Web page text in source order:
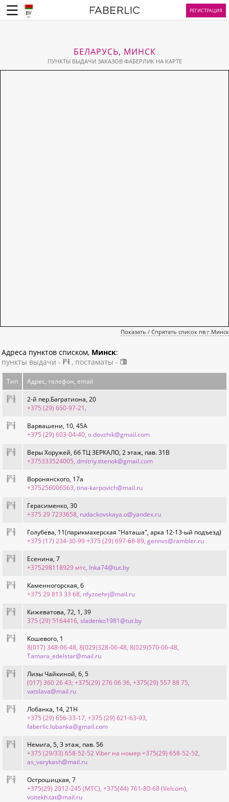
BY РЕГИСТРАЦИЯ
БЕЛАРУСЬ, МИНСК
ПУНКТЫ ВЫДАЧИ ЗАКАЗОВ ФАБЕРЛИК НА КАРТЕ
Показать / Спрятать список пв г.Минск
Адреса пунктов списком, Минск:
пункты выдачи -
, постаматы -
Тип Адрес, телефон, email
2-й пер.Багратиона, 20
+375 (29) 650-97-21,
Варвашени, 10, 45А
+375 (29) 603-04-40, o.dovzhik@gmail.com
Веры Хоружей, 6б ТЦ ЗЕРКАЛО, 2 этаж, пав. 31В
+375333524005, dmitriy.titenok@gmail.com
Воронянского, 17а
+375256006563, tina-karpovich@mail.ru
Герасименко, 30
+375 29 7233658, rudackovskaya.o@yandex.ru
Голубева, 11(парикмахерская "Наташа", арка 12-13-ый подъезд)
+375 (17) 234-30-99 +375 (29) 697-68-89, gennvs@rambler.ru
Есенина, 7
+375298118929 мтс, Inka74@tut.by
Каменногорская, 6
+375 29 813 33 68, nfyzoehrj@mail.ru
Кижеватова, 72, 1, 39
375 (29) 5164416, sladenko1981@tut.by
Кошевого, 1
8(017) 348-06-48, 8(029)328-06-48, 8(029)570-06-48,
Tamara_edelstar@mail.ru
Лизы Чайкиной, 6, 5
(017) 360 26 43; +375(29) 276 06 36, +375(29) 557 88 75,
vatslava@mail.ru
Лобанка, 14, 21Н
+375 (29) 656-33-17, +375 (29) 621-63-93,
faberlic.lobanka@gmail.com
Немига, 5, 3 этаж, пав. 56
+375 (29/33) 658-52-52 Viber на номер +375(29) 658-52-52,
as_varykash@mail.ru
Острошицкая, 7
+375(29) 2012-245 (МТС), +375(44) 761-80-68 (Velcom),
voitekh.tat@mail.ru